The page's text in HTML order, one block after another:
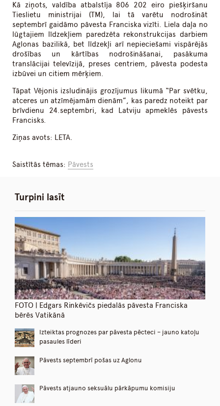
Kā ziņots, valdība atbalstīja 806 202 eiro piešķiršanu
Tieslietu ministrijai (TM), lai tā varētu nodrošināt
septembrī gaidāmo pāvesta Franciska vizīti. Liela daļa no
lūgtajiem līdzekļiem paredzēta rekonstrukcijas darbiem
Aglonas bazilikā, bet līdzekļi arī nepieciešami vispārējās
drošības un kārtības nodrošināšanai, pasākuma
translācijai televīzijā, preses centriem, pāvesta podesta
izbūvei un citiem mērķiem.
Tāpat Vējonis izsludinājis grozījumus likumā “Par svētku,
atceres un atzīmējamām dienām”, kas paredz noteikt par
brīvdienu 24.septembri, kad Latviju apmeklēs pāvests
Francisks.
Ziņas avots: LETA.
Saistītās tēmas: Pāvests
Turpini lasīt
FOTO | Edgars Rinkēvičs piedalās pāvesta Franciska
bērēs Vatikānā
Izteiktas prognozes par pāvesta pēcteci – jauno katoļu
pasaules līderi
Pāvests septembrī pošas uz Aglonu
Pāvests atjauno seksuālu pārkāpumu komisiju